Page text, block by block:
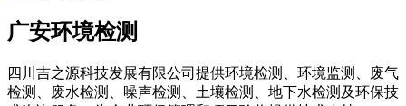
广安环境检测
四川吉之源科技发展有限公司提供环境检测、环境监测、废气
检测、废水检测、噪声检测、土壤检测、地下水检测及环保技